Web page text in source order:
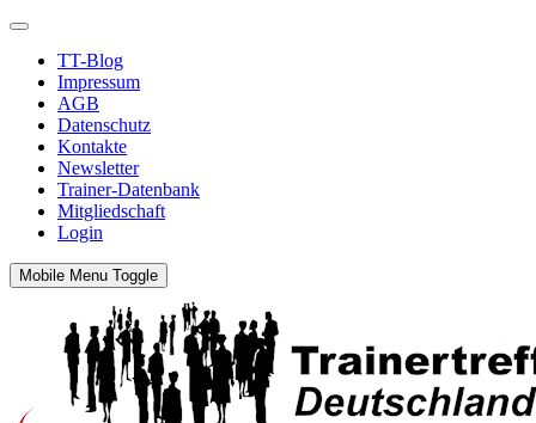
TT-Blog
Impressum
AGB
Datenschutz
Kontakte
Newsletter
Trainer-Datenbank
Mitgliedschaft
Login
Mobile Menu Toggle